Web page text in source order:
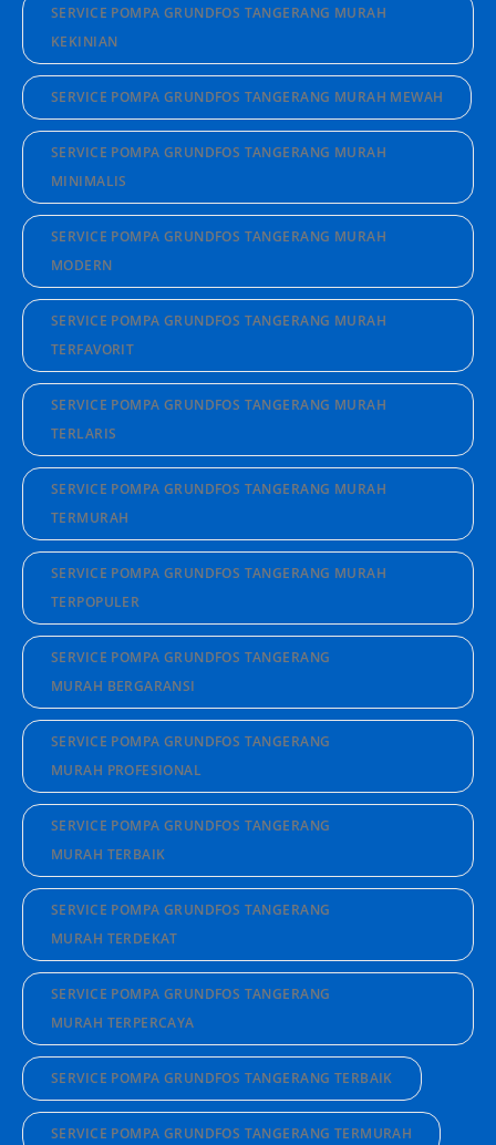
SERVICE POMPA GRUNDFOS TANGERANG MURAH
KEKINIAN
SERVICE POMPA GRUNDFOS TANGERANG MURAH MEWAH
SERVICE POMPA GRUNDFOS TANGERANG MURAH
MINIMALIS
SERVICE POMPA GRUNDFOS TANGERANG MURAH
MODERN
SERVICE POMPA GRUNDFOS TANGERANG MURAH
TERFAVORIT
SERVICE POMPA GRUNDFOS TANGERANG MURAH
TERLARIS
SERVICE POMPA GRUNDFOS TANGERANG MURAH
TERMURAH
SERVICE POMPA GRUNDFOS TANGERANG MURAH
TERPOPULER
SERVICE POMPA GRUNDFOS TANGERANG
MURAH BERGARANSI
SERVICE POMPA GRUNDFOS TANGERANG
MURAH PROFESIONAL
SERVICE POMPA GRUNDFOS TANGERANG
MURAH TERBAIK
SERVICE POMPA GRUNDFOS TANGERANG
MURAH TERDEKAT
SERVICE POMPA GRUNDFOS TANGERANG
MURAH TERPERCAYA
SERVICE POMPA GRUNDFOS TANGERANG TERBAIK
SERVICE POMPA GRUNDFOS TANGERANG TERMURAH